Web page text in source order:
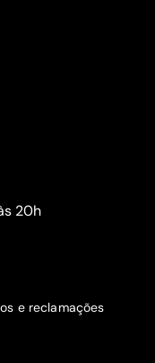
20h
e reclamações